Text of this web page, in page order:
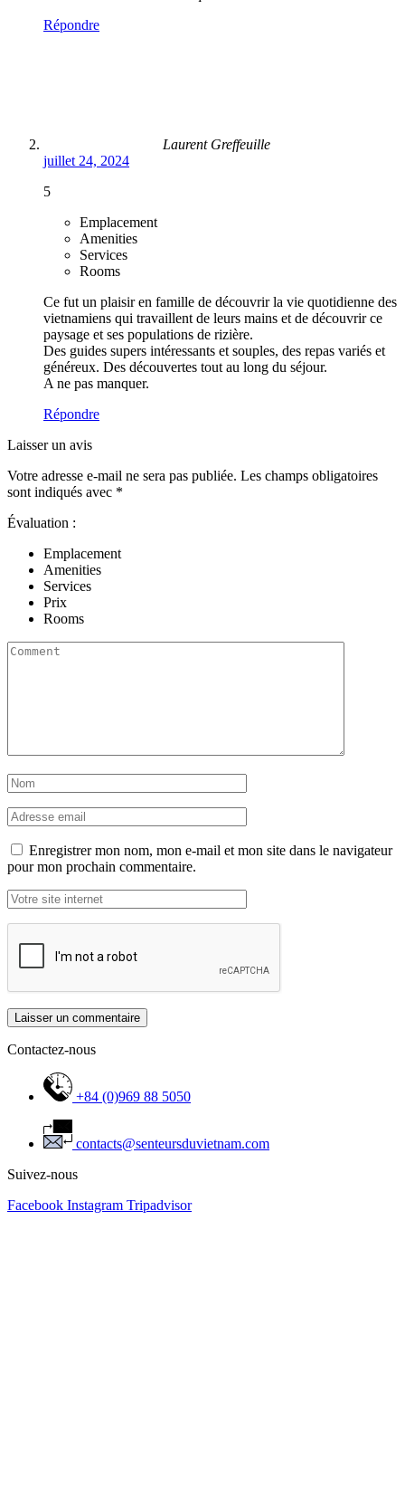
Répondre
Laurent Greffeuille
juillet 24, 2024
5
Emplacement
Amenities
Services
Rooms
Ce fut un plaisir en famille de découvrir la vie quotidienne des
vietnamiens qui travaillent de leurs mains et de découvrir ce
paysage et ses populations de rizière.
Des guides supers intéressants et souples, des repas variés et
généreux. Des découvertes tout au long du séjour.
A ne pas manquer.
Répondre
Laisser un avis
Votre adresse e-mail ne sera pas publiée. Les champs obligatoires
sont indiqués avec *
Évaluation :
Emplacement
Amenities
Services
Prix
Rooms
Enregistrer mon nom, mon e-mail et mon site dans le navigateur
pour mon prochain commentaire.
Contactez-nous
+84 (0)969 88 5050
contacts@senteursduvietnam.com
Suivez-nous
Facebook Instagram Tripadvisor